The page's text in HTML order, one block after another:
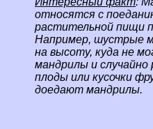
относятся с
растительной пищи
Например, шустрые
на высоту, куда не
мaндрилы и
плоды или кусочки
доедают мaндрилы.